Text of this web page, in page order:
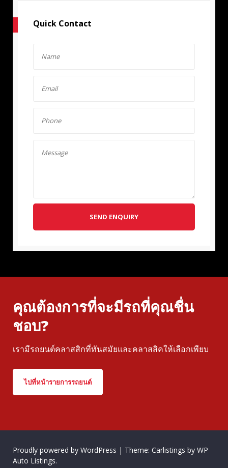
Quick Contact
SEND ENQUIRY
คุณต้องการที่จะมีรถที่คุณชื่น
ชอบ?
เรามีรถยนต์คลาสสิกที่ทันสมัยและคลาสสิคให้เลือกเพียบ
ไปที่หน้ารายการรถยนต์
Proudly powered by WordPress | Theme: Carlistings by WP
Auto Listings.